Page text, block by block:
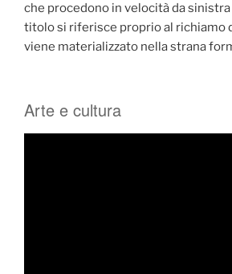
che procedono in velocità da
titolo si riferisce proprio al richiamo
viene materializzato nella strana
Arte e cultura